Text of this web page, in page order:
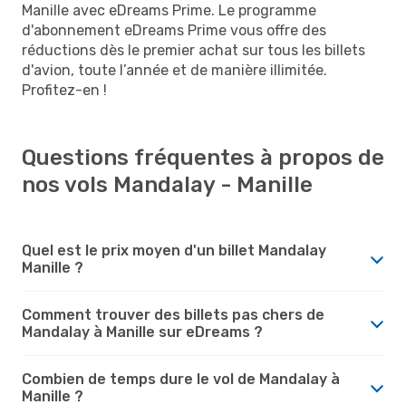
Manille avec eDreams Prime. Le programme
d'abonnement eDreams Prime vous offre des
réductions dès le premier achat sur tous les billets
d'avion, toute l’année et de manière illimitée.
Profitez-en !
Questions fréquentes à propos de
nos vols Mandalay - Manille
Quel est le prix moyen d'un billet Mandalay
Manille ?
Comment trouver des billets pas chers de
Mandalay à Manille sur eDreams ?
Combien de temps dure le vol de Mandalay à
Manille ?